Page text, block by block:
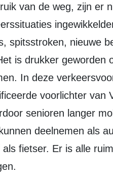
van de weg, zijn er
spitsstroken, nieuwe
is drukker geworden
In deze
voorlichter van
senioren langer
deelnemen als
fietser. Er is alle